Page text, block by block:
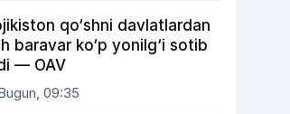
qo‘shni davlatlardan
baravar ko‘p yonilg‘i sotib
— OAV
09:35